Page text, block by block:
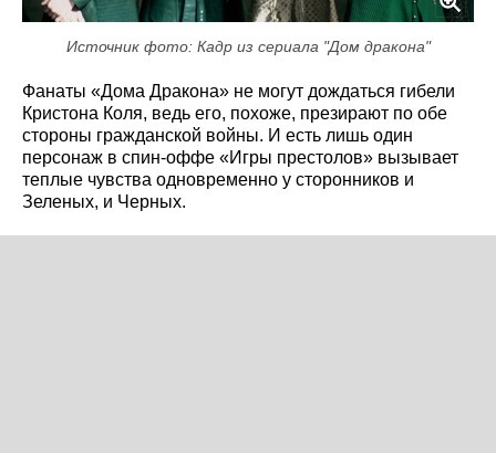
Источник фото: Кадр из сериала "Дом дракона"
Фанаты «Дома Дракона» не могут дождаться гибели
Кристона Коля, ведь его, похоже, презирают по обе
стороны гражданской войны. И есть лишь один
персонаж в спин-оффе «Игры престолов» вызывает
теплые чувства одновременно у сторонников и
Зеленых, и Черных.